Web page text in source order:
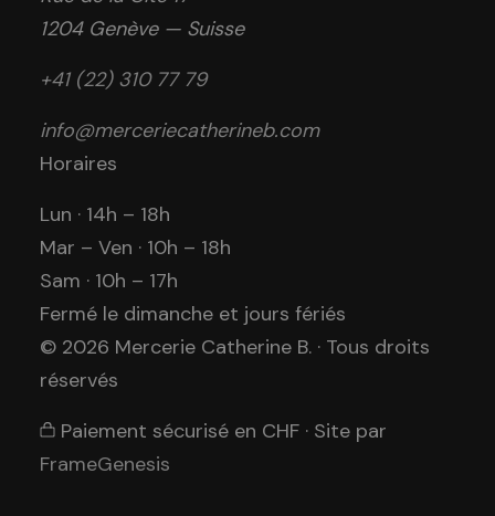
1204 Genève — Suisse
+41 (22) 310 77 79
info@merceriecatherineb.com
Horaires
Lun · 14h – 18h
Mar – Ven · 10h – 18h
Sam · 10h – 17h
Fermé le dimanche et jours fériés
© 2026 Mercerie Catherine B. · Tous droits
réservés
Paiement sécurisé en CHF ·Site par
FrameGenesis